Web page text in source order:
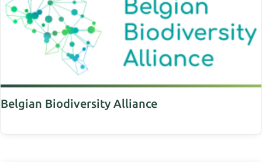
Belgian Biodiversity Alliance